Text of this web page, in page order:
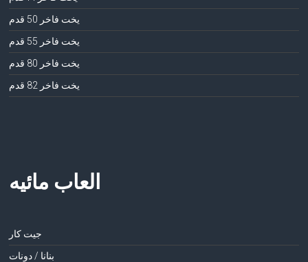
يخت فاخر 50 قدم
يخت فاخر 55 قدم
يخت فاخر 80 قدم
يخت فاخر 82 قدم
العاب مائيه
جيت كار
بنانا / دونات